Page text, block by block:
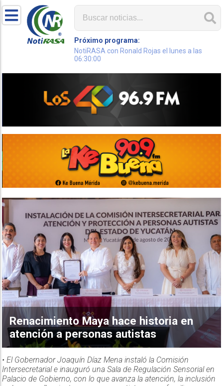
Próximo programa:
NotiRASA con Ronald Rojas el lunes a las
06:30:00
Renacimiento Maya hace historia en
atención a personas autistas
• El Gobernador Joaquín Díaz Mena instaló la Comisión
Intersecretarial e inauguró una Sala de Regulación Sensorial en
Palacio de Gobierno, con lo que avanza la atención, la inclusión